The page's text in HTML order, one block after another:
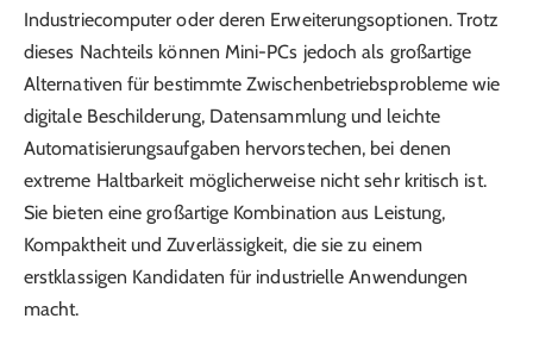
Industriecomputer oder deren Erweiterungsoptionen. Trotz
dieses Nachteils können Mini-PCs jedoch als großartige
Alternativen für bestimmte Zwischenbetriebsprobleme wie
digitale Beschilderung, Datensammlung und leichte
Automatisierungsaufgaben hervorstechen, bei denen
extreme Haltbarkeit möglicherweise nicht sehr kritisch ist.
Sie bieten eine großartige Kombination aus Leistung,
Kompaktheit und Zuverlässigkeit, die sie zu einem
erstklassigen Kandidaten für industrielle Anwendungen
macht.